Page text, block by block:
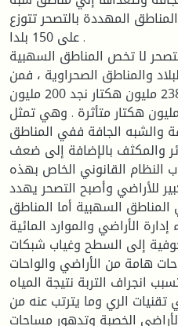
المهددة بالتصحر تتوزع
على 150 بلدا .
لا تخص المناطق السهبية
والمناطق الصحراوية ، فمن
مجموع مساحة الجزائر البالغة 238 مليون هكتار نجد 200 مليون
هكتار أراضي صحراوية و 20 مليون هكتار متأثرة . وهي تمثل
والشبه الجافة ففي المناطق
والمكثف بالإضافة إلى ضعف
النظام القانوني الخاص بهذه
للأراضي وأصبح التصحر يهدد
نسمة في المناطق السهبية أما المناطق
الأراضي والموارد المائية
إلى السطح وغياب شبكات
هامة من الأراضي والواحات
انجراف التربة نتيجة المياه
الري وما يترتب عنه من
الخصبة وتدهور مساحات